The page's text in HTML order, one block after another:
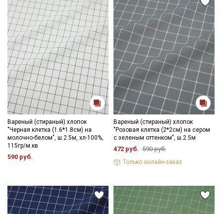
Вареный (стираный) хлопок
"Черная клетка (1.6*1.8см) на
молочно-белом", ш.2.5м, хл-100%,
115гр/м.кв
590 руб.
Вареный (стираный) хлопок
"Розовая клетка (2*2см) на сером
с зеленым оттенком", ш.2.5м
472 руб. 590 руб.
Только онлайн-заказ
Секретная рассылка от Купава